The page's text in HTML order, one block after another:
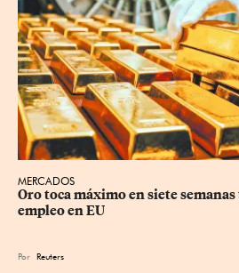
MERCADOS
Oro toca máximo en siete
empleo en EU
Por Reuters